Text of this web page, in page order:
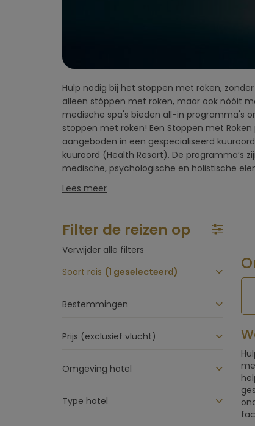
Hulp nodig bij het stoppen met roken,
alleen stóppen met roken, maar ook nóóit
medische spa's bieden all-in programma's
stoppen met roken! Een Stoppen met
aangeboden in een gespecialiseerd
kuuroord (Health Resort). De programma’s
medische, psychologische en holistische
elementen kunnen zijn: coaching en
ontspannende behandelingen, sport- en
Oosterse, holistische elementen kunnen zijn
yoga of Ayurveda. Medische elementen
componenten die onder medisch toezicht
zuurstofsessies of nicotine vervangende
Lees meer
Hotelfaciliteiten
Sportfaciliteiten
Restaurant &
Filter de reizen op
Verwijder alle filters
Soort reis (1 geselecteerd)
Bestemmingen
Prijs (exclusief vlucht)
Omgeving hotel
Type hotel